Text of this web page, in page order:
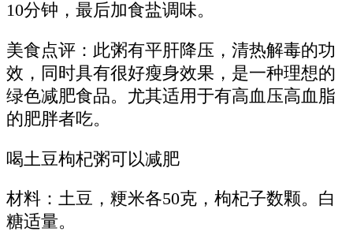
10分钟，最后加食盐调味。
美食点评：此粥有平肝降压，清热解毒的功
效，同时具有很好瘦身效果，是一种理想的
绿色减肥食品。尤其适用于有高血压高血脂
的肥胖者吃。
喝土豆枸杞粥可以减肥
材料：土豆，粳米各50克，枸杞子数颗。白
糖适量。